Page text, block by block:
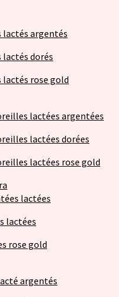
lactés argentés
lactés dorés
lactés rose gold
lactées argentées
lactées dorées
lactées rose gold
lactées
lactées
rose gold
argentés